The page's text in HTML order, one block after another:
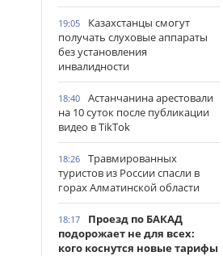
19:05
Казахстанцы смогут
получать слуховые аппараты
без установления
инвалидности
18:40
Астанчанина арестовали
на 10 суток после публикации
видео в TikTok
18:26
Травмированных
туристов из России спасли в
горах Алматинской области
18:17
Проезд по БАКАД
подорожает не для всех:
кого коснутся новые тарифы